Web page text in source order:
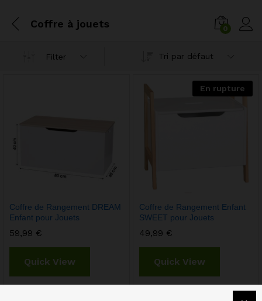
Coffre à jouets 0
Filter Tri par défaut
Coffre de Rangement DREAM
Enfant pour Jouets
59,99 €
Quick View
En rupture
Coffre de Rangement Enfant
SWEET pour Jouets
49,99 €
Quick View